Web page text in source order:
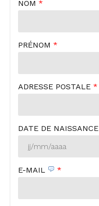
NOM *
PRÉNOM *
ADRESSE POSTALE *
DATE DE NAISSANCE
E-MAIL *